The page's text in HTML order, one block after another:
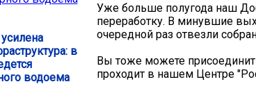
в
водоема
Уже больше полугода наш
переработку. В минувшие
очередной раз отвезли
Вы тоже можете
проходит в нашем Центре